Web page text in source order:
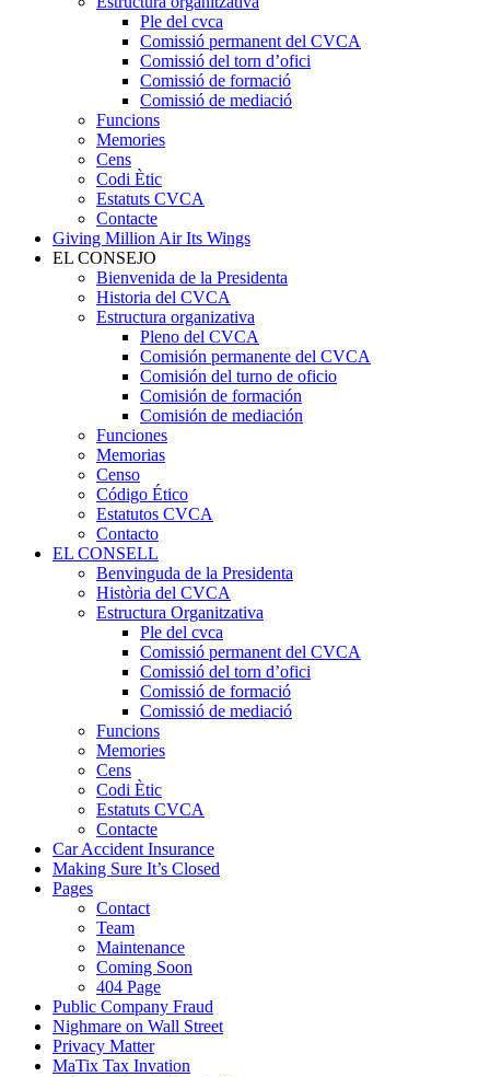
Ple del cvca
Comissió permanent del CVCA
Comissió del torn d’ofici
Comissió de formació
Comissió de mediació
Funcions
Memories
Cens
Codi Ètic
Estatuts CVCA
Contacte
Giving Million Air Its Wings
EL CONSEJO
Bienvenida de la Presidenta
Historia del CVCA
Estructura organizativa
Pleno del CVCA
Comisión permanente del CVCA
Comisión del turno de oficio
Comisión de formación
Comisión de mediación
Funciones
Memorias
Censo
Código Ético
Estatutos CVCA
Contacto
EL CONSELL
Benvinguda de la Presidenta
Història del CVCA
Estructura Organitzativa
Ple del cvca
Comissió permanent del CVCA
Comissió del torn d’ofici
Comissió de formació
Comissió de mediació
Funcions
Memories
Cens
Codi Ètic
Estatuts CVCA
Contacte
Car Accident Insurance
Making Sure It’s Closed
Pages
Contact
Team
Maintenance
Coming Soon
404 Page
Public Company Fraud
Nighmare on Wall Street
Privacy Matter
MaTix Tax Invation